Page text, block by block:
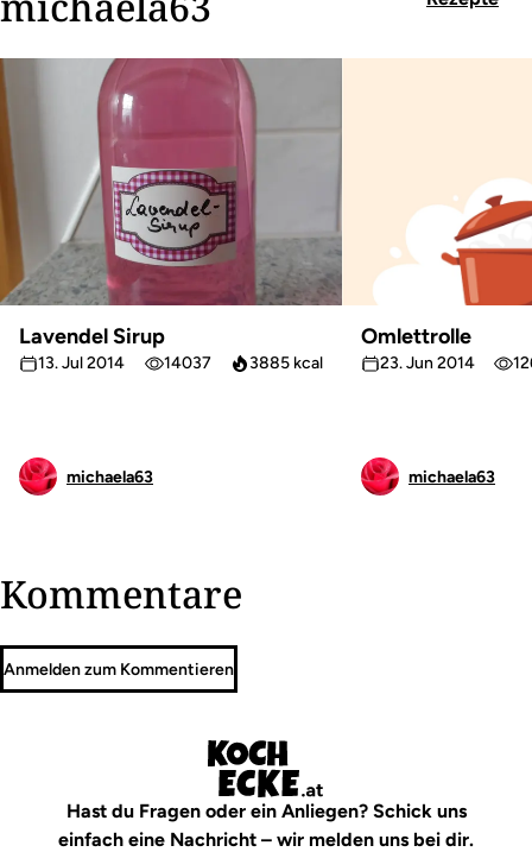
Lavendel Sirup
13. Jul 2014 14037 3885 kcal
michaela63
Omlettrolle
23. Jun 2014
michaela63
Kommentare
Anmelden zum Kommentieren
Hast du Fragen oder ein Anliegen? Schick uns
einfach eine Nachricht – wir melden uns bei dir.